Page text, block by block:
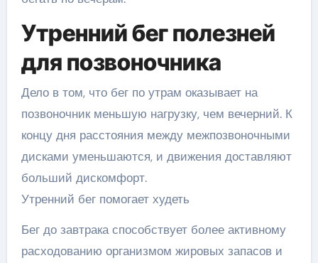
Утренний бег полезней
для позвоночника
Дело в том, что бег по утрам оказывает на
позвоночник меньшую нагрузку, чем вечерний. К
концу дня расстояния между межпозвоночными
дисками уменьшаются, и движения доставляют
больший дискомфорт.
Утренний бег помогает худеть
Бег до завтрака способствует более активному
расходованию организмом жировых запасов и